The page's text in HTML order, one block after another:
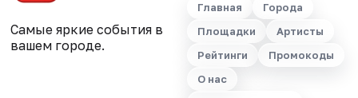
Самые яркие события в
вашем городе.
Главная
Города
Площадки
Артисты
Рейтинги
Промокоды
О нас